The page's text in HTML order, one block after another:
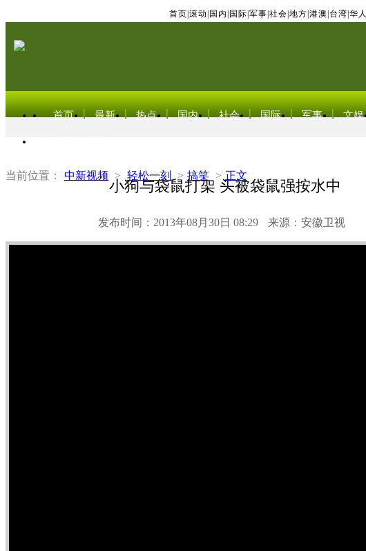
首页 滚动 国内 国际 军事 社会 地方 港澳 台湾 华人
首页 最新 热点 国内 社会 国际 军事 文娱
当前位置： 中新视频 > 轻松一刻 > 搞笑 > 正文
小狗与袋鼠打架 头被袋鼠强按水中
发布时间：2013年08月30日 08:29 来源：安徽卫视